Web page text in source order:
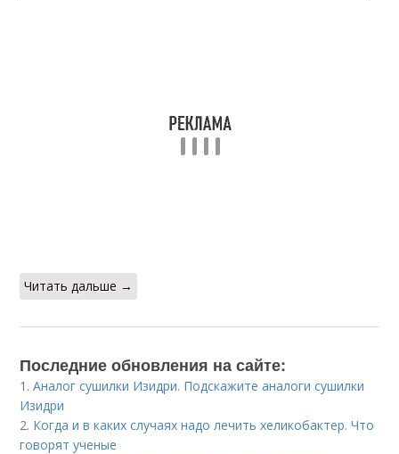
Читать дальше →
Последние обновления на сайте:
1.Аналог сушилки Изидри. Подскажите аналоги сушилки
Изидри
2. Когда и в каких случаях надо лечить хеликобактер. Что
говорят ученые